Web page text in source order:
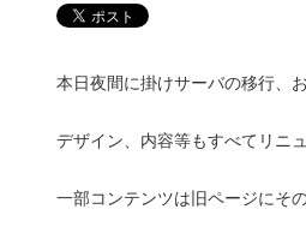
本日夜間に掛けサーバの移行、
デザイン、内容等もすべてリニ
一部コンテンツは旧ページにそ